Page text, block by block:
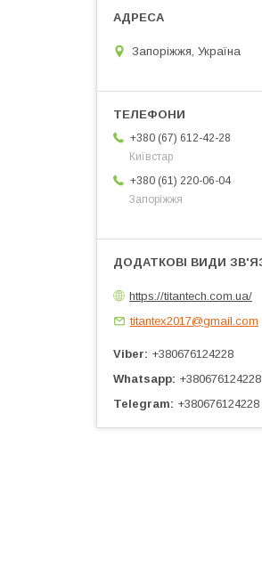
Запоріжжя, Україна
+380 (67) 612-42-28
Київстар
+380 (61) 220-06-04
Запоріжжя
https://titantech.com.ua/
titantex2017@gmail.com
Viber
+380676124228
Whatsapp +380676124228
Telegram
+380676124228